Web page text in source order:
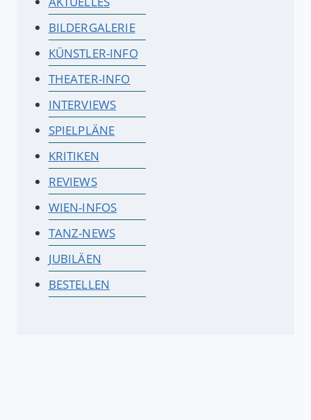
BILDERGALERIE
KÜNSTLER-INFO
THEATER-INFO
INTERVIEWS
SPIELPLÄNE
KRITIKEN
REVIEWS
WIEN-INFOS
TANZ-NEWS
JUBILÄEN
BESTELLEN